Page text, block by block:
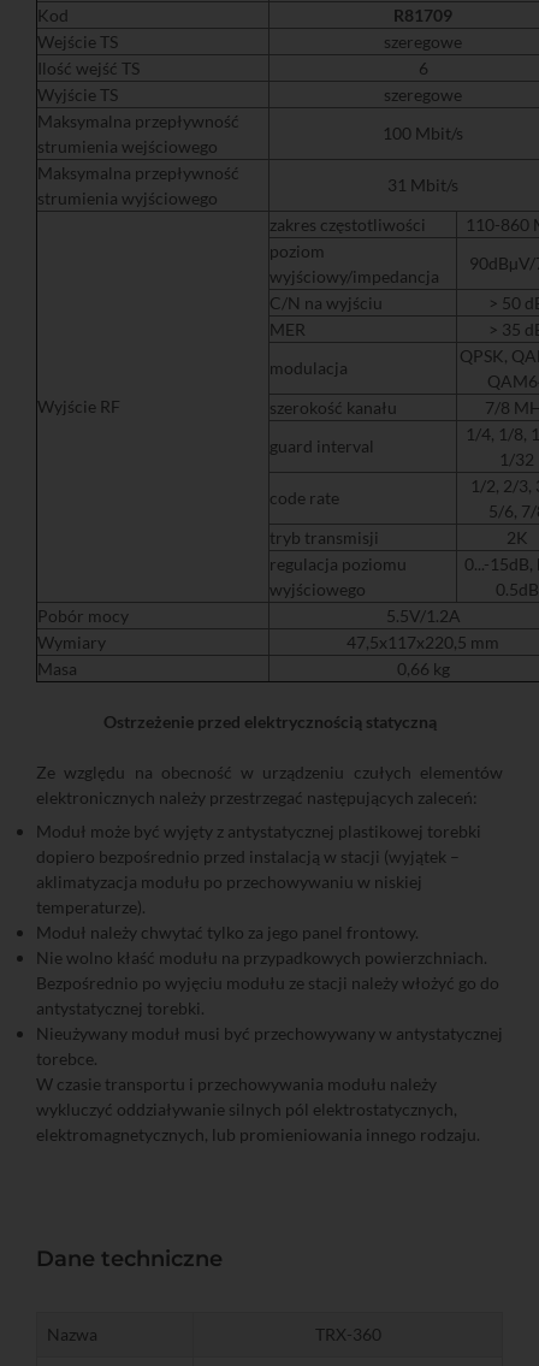
Kod
R81709
Wejście TS
szeregowe
Ilość wejść TS
6
Wyjście TS
szeregowe
Maksymalna przepływność
strumienia wejściowego
100 Mbit/s
Maksymalna przepływność
strumienia wyjściowego
31 Mbit/s
Wyjście RF
zakres częstotliwości
110-860
poziom
wyjściowy/impedancja
90dBµV/
C/N na wyjściu
> 50
MER
> 35
modulacja
QPSK,
szerokość kanału
7/8
guard interval
1/4, 1/8,
1/32
code rate
1/2, 2/3,
5/6,
tryb transmisji
2K
regulacja poziomu
wyjściowego
0...-15dB,
0.5dB
Pobór mocy
5.5V/1.2A
Wymiary
47,5x117x220,5 mm
Masa
0,66 kg
Ostrzeżenie przed elektrycznością statyczną
Ze względu na obecność w urządzeniu czułych elementów
elektronicznych należy przestrzegać następujących zaleceń:
Moduł może być wyjęty z antystatycznej plastikowej torebki
dopiero bezpośrednio przed instalacją w stacji (wyjątek –
aklimatyzacja modułu po przechowywaniu w niskiej
temperaturze).
Moduł należy chwytać tylko za jego panel frontowy.
Nie wolno kłaść modułu na przypadkowych powierzchniach.
Bezpośrednio po wyjęciu modułu ze stacji należy włożyć go do
antystatycznej torebki.
Nieużywany moduł musi być przechowywany w antystatycznej
torebce.
W czasie transportu i przechowywania modułu należy
wykluczyć oddziaływanie silnych pól elektrostatycznych,
elektromagnetycznych, lub promieniowania innego rodzaju.
Dane techniczne
Nazwa TRX-360